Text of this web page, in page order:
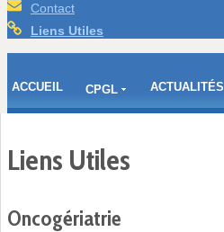
Contact
Liens Utiles
ACCUEIL CPGL ACTUALITÉS
Liens Utiles
Oncogériatrie